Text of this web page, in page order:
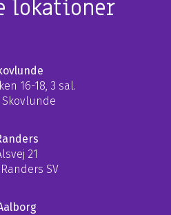
lokationer
16-18, 3 sal.
Skovlunde
21
SV